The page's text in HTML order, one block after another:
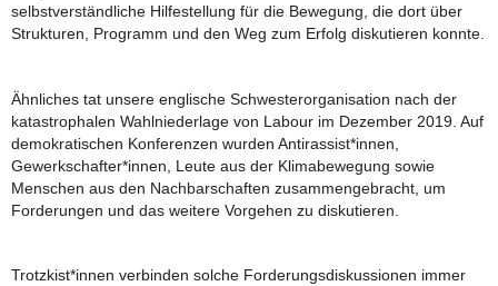
selbstverständliche Hilfestellung für die Bewegung, die dort über
Strukturen, Programm und den Weg zum Erfolg diskutieren konnte.
Ähnliches tat unsere englische Schwesterorganisation nach der
katastrophalen Wahlniederlage von Labour im Dezember 2019. Auf
demokratischen Konferenzen wurden Antirassist*innen,
Gewerkschafter*innen, Leute aus der Klimabewegung sowie
Menschen aus den Nachbarschaften zusammengebracht, um
Forderungen und das weitere Vorgehen zu diskutieren.
Trotzkist*innen verbinden solche Forderungsdiskussionen immer